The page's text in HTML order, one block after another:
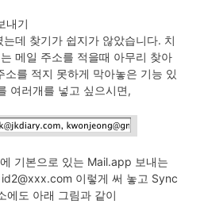
내기
데 찾기가 쉽지가 않았습니다. 치
메일 주소를 적을때 아무리 찾아
소를 적지 못하게 막아놓은 기능 있
여러개를 넣고 싶으시면,
기본으로 있는 Mail.app 보내는
id2@xxx.com 이렇게 써 놓고 Sync
에도 아래 그림과 같이